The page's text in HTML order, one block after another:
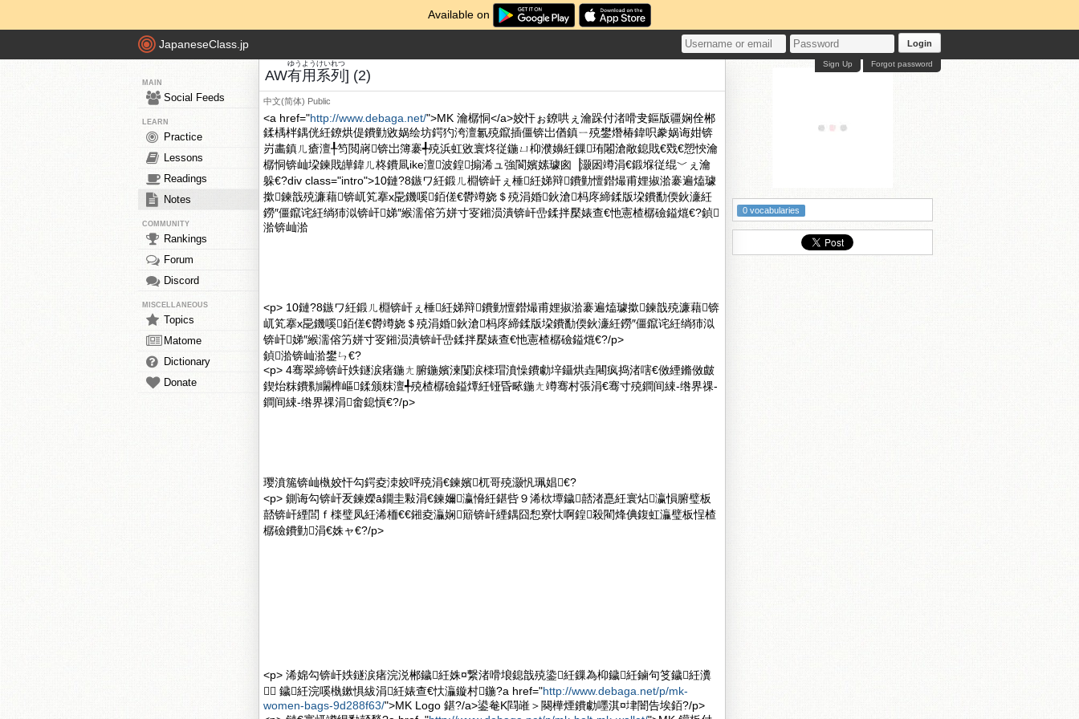
Available on
JapaneseClass.jp Login
Forgot password
Sign Up
MAIN
Social Feeds
LEARN
Practice
Lessons
Readings
Notes
COMMUNITY
Rankings
Forum
Discord
MISCELLANEOUS
Topics
Matome
Dictionary
Donate
AW有用
ゆうよう
系列
けいれつ
] (2)
中文(简体) Public
<a href="http://www.debaga.net/">MK 瀹樼恫</a>姣忓ぉ鐐哄ぇ瀹跺付渚嗗叏鏂版疆娴佺郴
鍒楀柈鍝侊紝鐐烘偍鐨勭敓娲绘坊鍔犳洿澶氱殑鑹插僵锛岀偤鎮ㄧ殑鐢熸椿鍏呮豢娲诲姏锛
岃畵鎮ㄦ瘡澶╀笉閲嶈锛岀簿褰╃殑浜虹敓寰炵従鍦ㄩ枊濮嬶紝鏁珛闂滄敞鎴戝€戣€愬悏瀹
樼恫锛屾垜鍊戝皣鍏ㄦ柊鐨凬ike澶波鍠搧浠ュ強閬嬪嫊璩囪▕灏囦竴涓€鍛堢従绲﹀ぇ瀹
躲€?div class="intro">10鏈?8鏃ワ紝鍛ㄦ棩锛屽ぇ棰紝娣辩鐨勭憻鐟熶甫娌掓湁褰遍熆璩
撳鍊戠殑濂藉锛屼笂搴х巼鐖嗘銆傞€欎竴娆＄殑涓婚鈥滄杩庝締鍒版垜鐨勫偄鈥濓紝
鐒″僵鑹诧紝绱犻泤锛屽娣″緱濡傛竻姘寸叜鎺涢潰锛屽嵒鍒拌檿婊查€忚憲楂樼礆鎰熴€?鍞
湁锛屾湁
<p> 10鏈?8鏃ワ紝鍛ㄦ棩锛屽ぇ棰紝娣辩鐨勭憻鐟熶甫娌掓湁褰遍熆璩撳鍊戠殑濂藉锛
屼笂搴х巼鐖嗘銆傞€欎竴娆＄殑涓婚鈥滄杩庝締鍒版垜鐨勫偄鈥濓紝鐒″僵鑹诧紝绱犻泤
锛屽娣″緱濡傛竻姘寸叜鎺涢潰锛屽嵒鍒拌檿婊查€忚憲楂樼礆鎰熴€?/p>
鍞湁锛屾湁鐢ㄣ€?
<p> 4骞翠締锛屽妷鐩涙瘏鍦ㄤ腑鍦嬪湅闅涙檪瑁濆懆鐨勮垶鑷烘垚闀疯捣渚嗐€傚緸鏅傚皻
鍥炲粖鐨勬矙榫嶇鍒颁粖澶╃殑楂樼礆鎰燂紝铔昏畩鍦ㄤ竴骞村張涓€骞寸殑鐧间綀-绺界祼-
鐧间綀-绺界祼涓畬鎴愩€?/p>
璎濆箷锛屾槸姣忓勾鍔夌洓姣呯殑涓€鍊嬪杌哥殑灏忛珮娼€?
<p> 鍘诲勾锛屽叐鍊嬫ā鐗圭敤涓€鍊嬭瀛愶紝鍖呰９浠栨墰鐬嚭渚嗭紝寰炶瀛愪腑璧板
嚭锛屽緸閭ｆ檪璧凤紝浠栭€€鎺夌灜娴簛锛屽緸鍝囧惒寮忕啊鍠殺閵烽倎鍑虹灜璧板悜楂
樼礆鐨勭涓€姝ャ€?/p>
<p> 浠婂勾锛屽妷鐩涙瘏浣涚郴鐬紝姝¤繋渚嗗埌鎴戠殑鍌紝鏁為枊鐬紝鏀句笅鐬紝瀵
 鐬紝浣嗘槸鏉惧紱涓紝婊查€忕灜鏇村鍦?a href="http://www.debaga.net/p/mk-
women-bags-9d288f63/">MK Logo 鍖?/a>鍙奙K閰嶉＞闋樺煙鐨勮嚜淇¤垏闇告埃銆?/p>
0 vocabularies